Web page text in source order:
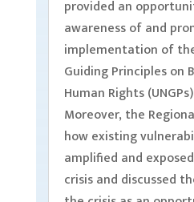
provided an
awareness of and
implementation of
Guiding Principles on
Human Rights
Moreover, the
how existing
amplified and
crisis and discussed